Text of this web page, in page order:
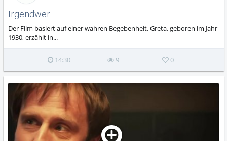
Irgendwer
Der Film basiert auf einer wahren Begebenheit. Greta, geboren im Jahr
1930, erzählt in...
14:30 9 0